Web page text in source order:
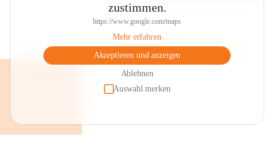
zustimmen.
https://www.google.com/maps
Mehr erfahren
Akzeptieren und anzeigen
Ablehnen
Auswahl merken